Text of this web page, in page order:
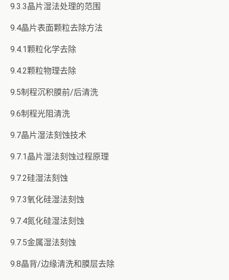
9.3.3晶片湿法处理的范围
9.4晶片表面颗粒去除方法
9.4.1颗粒化学去除
9.4.2颗粒物理去除
9.5制程沉积膜前/后清洗
9.6制程光阻清洗
9.7晶片湿法刻蚀技术
9.7.1晶片湿法刻蚀过程原理
9.7.2硅湿法刻蚀
9.7.3氧化硅湿法刻蚀
9.7.4氮化硅湿法刻蚀
9.7.5金属湿法刻蚀
9.8晶背/边缘清洗和膜层去除